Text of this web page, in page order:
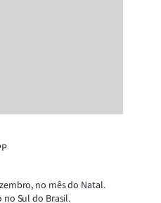
no mês do Natal.
Sul do Brasil.